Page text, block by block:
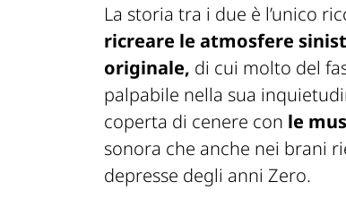
La storia tra i due è l’unico
ricreare le atmosfere
originale, di cui molto del
palpabile nella sua
coperta di cenere con le
sonora che anche nei brani
depresse degli anni Zero.